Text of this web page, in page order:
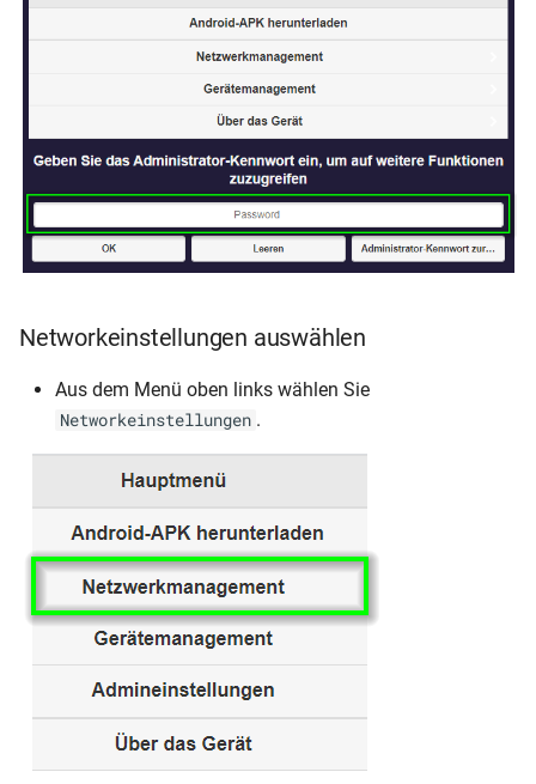
Networkeinstellungen auswählen
Aus dem Menü oben links wählen Sie
Networkeinstellungen .